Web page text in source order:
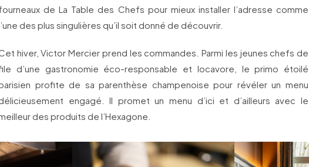
de La Table des Chefs pour mieux installer l’adresse comme
des plus singulières qu’il soit donné de découvrir.
hiver, Victor Mercier prend les commandes. Parmi les jeunes chefs de
d’une gastronomie éco-responsable et locavore, le primo étoilé
profite de sa parenthèse champenoise pour révéler un menu
engagé. Il promet un menu d’ici et d’ailleurs avec le
des produits de l’Hexagone.